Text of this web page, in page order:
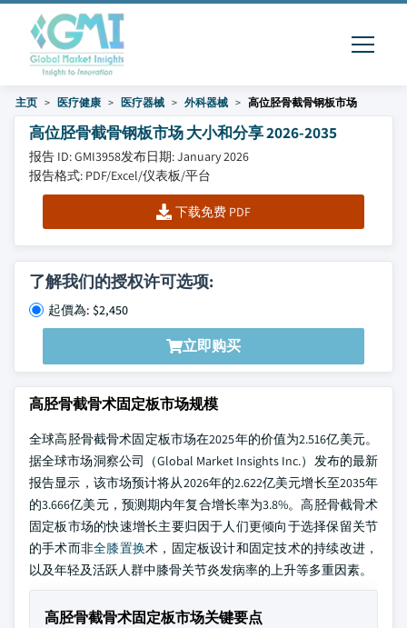
主页 医疗健康 医疗器械 外科器械 高位胫骨截骨钢板市场
高位胫骨截骨钢板市场 大小和分享 2026-2035
报告 ID: GMI3958发布日期: January 2026
报告格式: PDF/Excel/仪表板/平台
下载免费 PDF
了解我们的授权许可选项:
起價為: $2,450
立即购买
高胫骨截骨术固定板市场规模
全球高胫骨截骨术固定板市场在2025年的价值为2.516亿美元。
据全球市场洞察公司（Global Market Insights Inc.）发布的最新
报告显示，该市场预计将从2026年的2.622亿美元增长至2035年
的3.666亿美元，预测期内年复合增长率为3.8%。高胫骨截骨术
固定板市场的快速增长主要归因于人们更倾向于选择保留关节
的手术而非全膝置换术，固定板设计和固定技术的持续改进，
以及年轻及活跃人群中膝骨关节炎发病率的上升等多重因素。
高胫骨截骨术固定板市场关键要点